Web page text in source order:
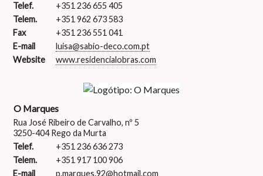
Telef.
+351 236 655 405
Telem.
+351 962 673 583
Fax
+351 236 551 041
E-mail
luisa@sabio-deco.com.pt
Website
www.residencialobras.com
O Marques
Rua José Ribeiro de Carvalho, nº 5
3250-404 Rego da Murta
Telef.
+351 236 636 273
Telem.
+351 917 100 906
E-mail
p.marques.92@hotmail.com